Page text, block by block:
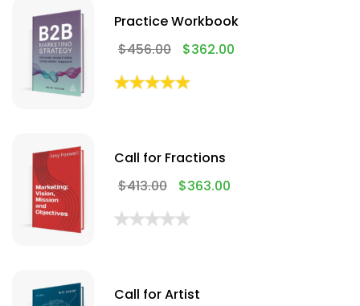
Practice Workbook
$456.00 $362.00
Call for Fractions
$413.00 $363.00
Call for Artist